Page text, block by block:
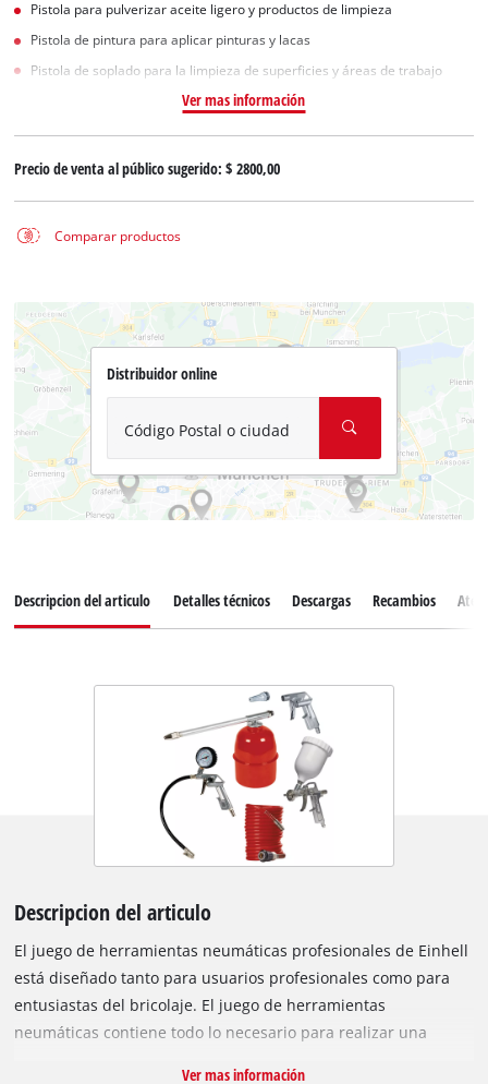
Pistola para pulverizar aceite ligero y productos de limpieza
Pistola de pintura para aplicar pinturas y lacas
Pistola de soplado para la limpieza de superficies y áreas de trabajo
Ver mas información
Precio de venta al público sugerido:$ 2800,00
Comparar productos
Distribuidor online
Código Postal o ciudad
Descripcion del articulo Detalles técnicos Descargas Recambios
Descripcion del articulo
El juego de herramientas neumáticas profesionales de Einhell
está diseñado tanto para usuarios profesionales como para
entusiastas del bricolaje. El juego de herramientas
neumáticas contiene todo lo necesario para realizar una
Ver mas información